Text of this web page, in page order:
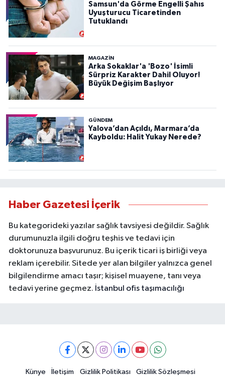
Samsun'da Görme Engelli Şahıs
Uyuşturucu Ticaretinden
Tutuklandı
MAGAZİN
Arka Sokaklar'a 'Bozo' İsimli
Sürpriz Karakter Dahil Oluyor!
Büyük Değişim Başlıyor
GÜNDEM
Yalova’dan Açıldı, Marmara’da
Kayboldu: Halit Yukay Nerede?
Haber Gazetesi İçerik
Bu kategorideki yazılar sağlık tavsiyesi değildir. Sağlık
durumunuzla ilgili doğru teşhis ve tedavi için
doktorunuza başvurunuz. Bu içerik ticari iş birliği veya
reklam içerebilir. Sitede yer alan bilgiler yalnızca genel
bilgilendirme amacı taşır; kişisel muayene, tanı veya
tedavi yerine geçmez. İstanbul ofis taşımacılığı
Künye İletişim Gizlilik Politikası
Gizlilik Sözleşmesi